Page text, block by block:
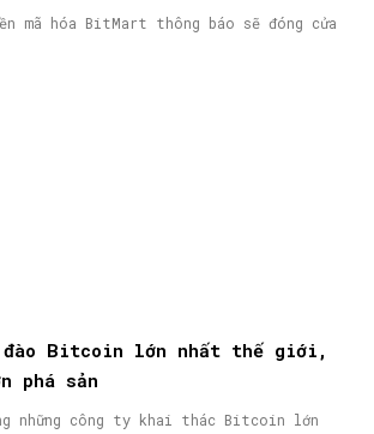
mã hóa BitMart thông báo sẽ đóng cửa
đào Bitcoin lớn nhất thế giới,
phá sản
những công ty khai thác Bitcoin lớn